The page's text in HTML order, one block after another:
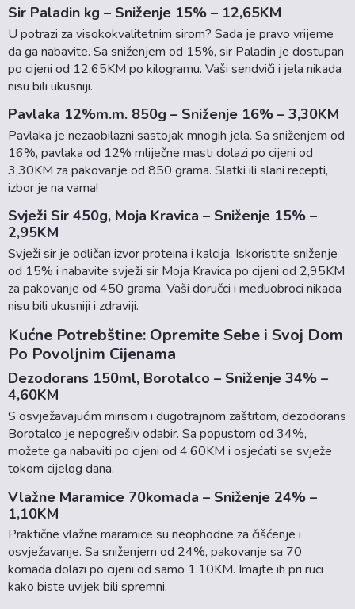
Sir Paladin kg – Sniženje 15% – 12,65KM
U potrazi za visokokvalitetnim sirom? Sada je pravo vrijeme
da ga nabavite. Sa sniženjem od 15%, sir Paladin je dostupan
po cijeni od 12,65KM po kilogramu. Vaši sendviči i jela nikada
nisu bili ukusniji.
Pavlaka 12%m.m. 850g – Sniženje 16% – 3,30KM
Pavlaka je nezaobilazni sastojak mnogih jela. Sa sniženjem od
16%, pavlaka od 12% mliječne masti dolazi po cijeni od
3,30KM za pakovanje od 850 grama. Slatki ili slani recepti,
izbor je na vama!
Svježi Sir 450g, Moja Kravica – Sniženje 15% –
2,95KM
Svježi sir je odličan izvor proteina i kalcija. Iskoristite sniženje
od 15% i nabavite svježi sir Moja Kravica po cijeni od 2,95KM
za pakovanje od 450 grama. Vaši doručci i međuobroci nikada
nisu bili ukusniji i zdraviji.
Kućne Potrebštine: Opremite Sebe i Svoj Dom
Po Povoljnim Cijenama
Dezodorans 150ml, Borotalco – Sniženje 34% –
4,60KM
S osvježavajućim mirisom i dugotrajnom zaštitom, dezodorans
Borotalco je nepogrešiv odabir. Sa popustom od 34%,
možete ga nabaviti po cijeni od 4,60KM i osjećati se svježe
tokom cijelog dana.
Vlažne Maramice 70komada – Sniženje 24% –
1,10KM
Praktične vlažne maramice su neophodne za čišćenje i
osvježavanje. Sa sniženjem od 24%, pakovanje sa 70
komada dolazi po cijeni od samo 1,10KM. Imajte ih pri ruci
kako biste uvijek bili spremni.